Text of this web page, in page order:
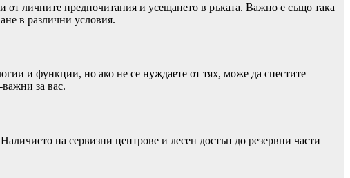
от личните предпочитания и усещането в ръката. Важно е също така
в различни условия.
и функции, но ако не се нуждаете от тях, може да спестите
за вас.
на сервизни центрове и лесен достъп до резервни части